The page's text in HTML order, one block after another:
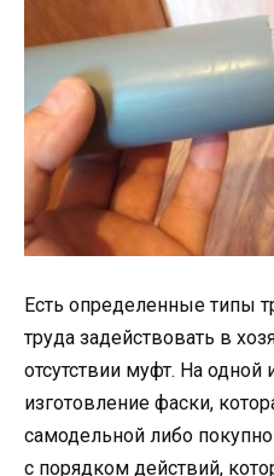
Есть определенные типы
труда задействовать в
отсутствии муфт. На одной
изготовление фаски,
самодельной либо
с порядком действий,